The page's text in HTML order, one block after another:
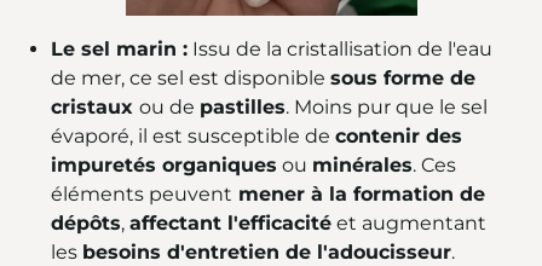
Le sel marin : Issu de la cristallisation de l'eau
de mer, ce sel est disponiblesous forme de
cristauxou de pastilles. Moins pur que le sel
évaporé, il est susceptible decontenir des
impuretés organiques ou minérales. Ces
éléments peuvent mener à la formation de
dépôts,affectant l'efficacité et augmentant
les besoins d'entretien de l'adoucisseur.